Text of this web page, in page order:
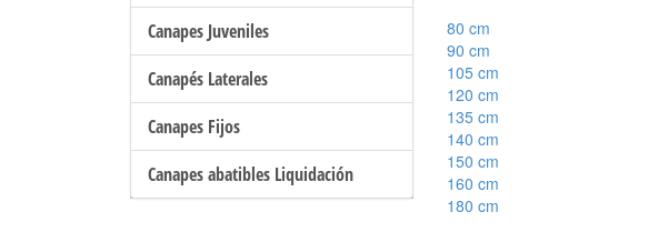
Canapes Juveniles
Canapés Laterales
Canapes Fijos
Canapes abatibles Liquidación
80 cm
90 cm
105 cm
120 cm
135 cm
140 cm
150 cm
160 cm
180 cm